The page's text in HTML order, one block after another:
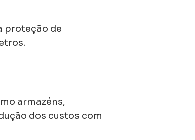
proteção de
armazéns,
dos custos com